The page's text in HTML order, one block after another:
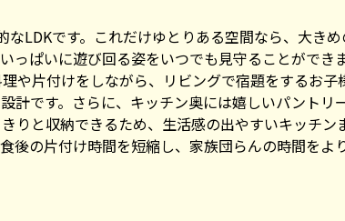
LDKです。これだけゆとりある空間なら、大き
ぱいに遊び回る姿をいつでも見守ることができま
や片付けをしながら、リビングで宿題をするお子
計です。さらに、キッチン奥には嬉しいパントリ
りと収納できるため、生活感の出やすいキッチン
後の片付け時間を短縮し、家族団らんの時間をよ